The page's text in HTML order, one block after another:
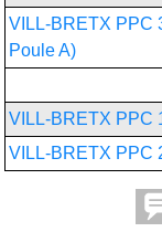
VILL-BRETX PPC
Poule A)
VILL-BRETX PPC
VILL-BRETX PPC